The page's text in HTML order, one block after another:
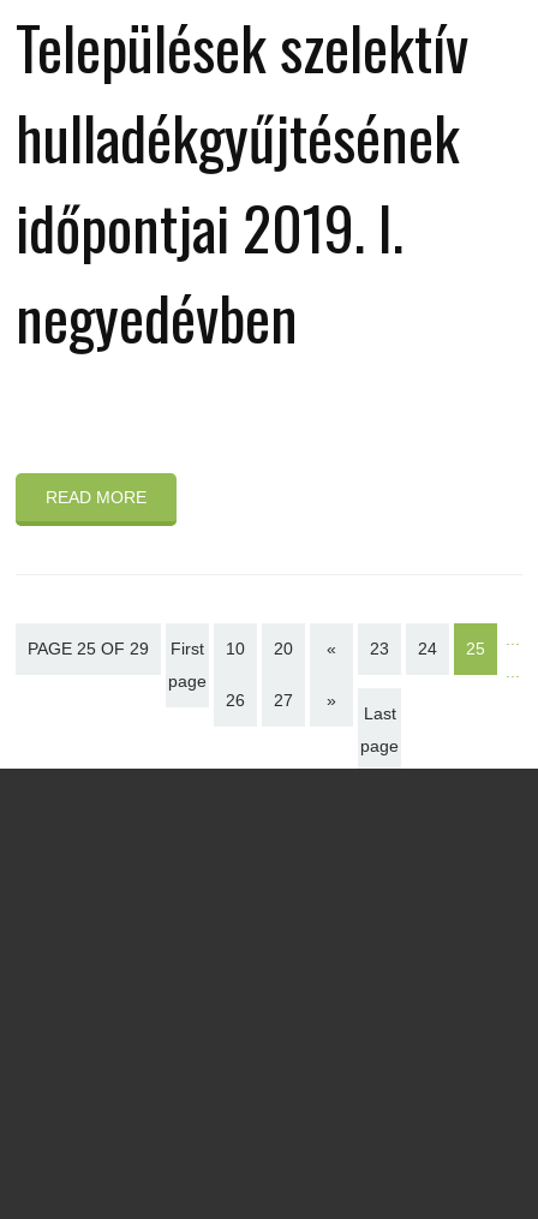
Települések szelektív
hulladékgyűjtésének
időpontjai 2019. I.
negyedévben
READ MORE
PAGE 25 OF 29
First
page
10 20 « 23 24 25
26 27 »
Last
page